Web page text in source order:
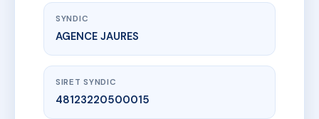
SYNDIC
AGENCE JAURES
SIRET SYNDIC
48123220500015